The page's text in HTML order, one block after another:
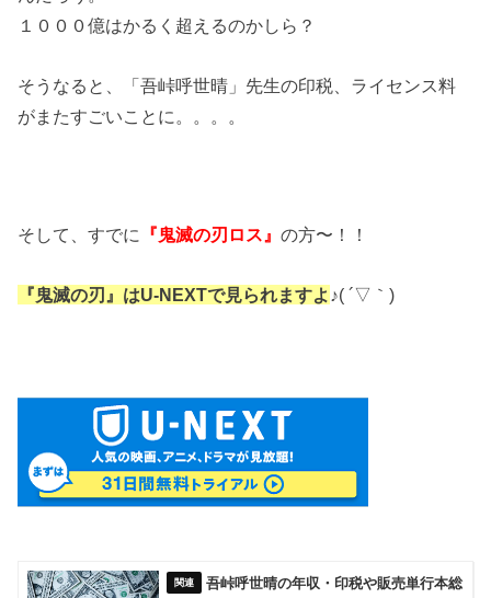
１０００億はかるく超えるのかしら？
そうなると、「吾峠呼世晴」先生の印税、ライセンス料
がまたすごいことに。。。。
そして、すでに 『鬼滅の刃ロス』の方〜！！
『鬼滅の刃』はU-NEXTで見られますよ ♪( ´▽｀)
吾峠呼世晴の年収・印税や販売単行本総